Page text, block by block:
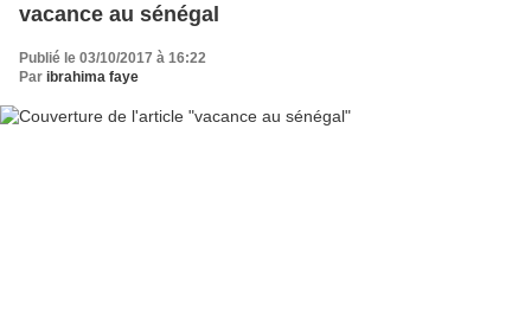
vacance au sénégal
Publié le 03/10/2017 à 16:22
Par ibrahima faye